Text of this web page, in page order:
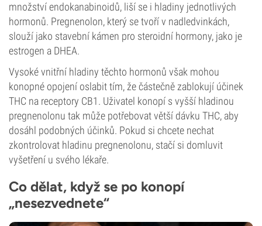
množství endokanabinoidů, liší se i hladiny jednotlivých
hormonů. Pregnenolon, který se tvoří v nadledvinkách,
slouží jako stavební kámen pro steroidní hormony, jako je
estrogen a DHEA.
Vysoké vnitřní hladiny těchto hormonů však mohou
konopné opojení oslabit tím, že částečně zablokují účinek
THC na receptory CB1. Uživatel konopí s vyšší hladinou
pregnenolonu tak může potřebovat větší dávku THC, aby
dosáhl podobných účinků. Pokud si chcete nechat
zkontrolovat hladinu pregnenolonu, stačí si domluvit
vyšetření u svého lékaře.
Co dělat, když se po konopí
„nesezvednete“